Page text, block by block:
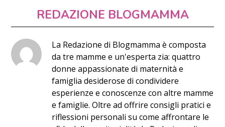
REDAZIONE BLOGMAMMA
La Redazione di Blogmamma è composta
da tre mamme e un'esperta zia: quattro
donne appassionate di maternità e
famiglia desiderose di condividere
esperienze e conoscenze con altre mamme
e famiglie. Oltre ad offrire consigli pratici e
riflessioni personali su come affrontare le